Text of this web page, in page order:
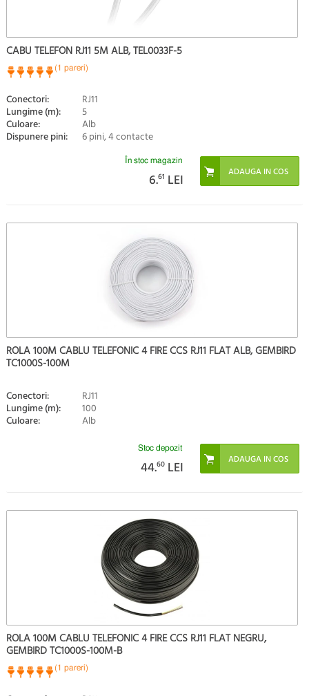
CABU TELEFON RJ11 5M ALB, TEL0033F-5
(1 pareri)
Conectori: RJ11
Lungime (m): 5
Culoare: Alb
Dispunere pini: 6 pini, 4 contacte
În stoc magazin
6.61 LEI
ROLA 100M CABLU TELEFONIC 4 FIRE CCS RJ11 FLAT ALB, GEMBIRD
TC1000S-100M
Conectori: RJ11
Lungime (m): 100
Culoare: Alb
Stoc depozit
44.60 LEI
ROLA 100M CABLU TELEFONIC 4 FIRE CCS RJ11 FLAT NEGRU,
GEMBIRD TC1000S-100M-B
(1 pareri)